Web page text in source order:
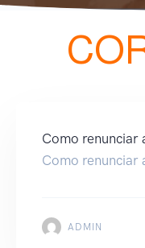
Como renunciar
Como renunciar
ADMIN